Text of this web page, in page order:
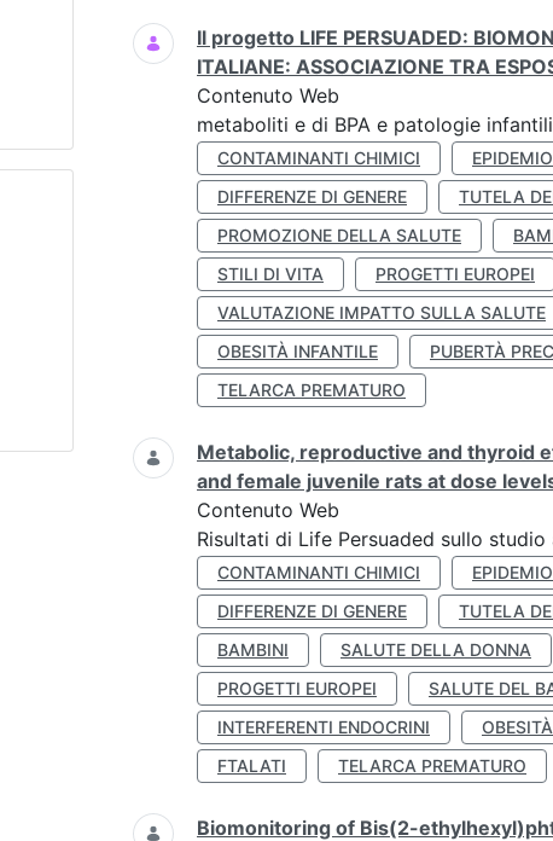
Il progetto LIFE PERSUADED:
ITALIANE: ASSOCIAZIONE TRA
Contenuto Web
metaboliti e di BPA e patologie
CONTAMINANTI CHIMICI
DIFFERENZE DI GENERE
TUTELA
PROMOZIONE DELLA SALUTE
STILI DI VITA
PROGETTI EUROPEI
VALUTAZIONE IMPATTO SULLA SALUTE
OBESITÀ INFANTILE
PUBERTÀ
TELARCA PREMATURO
Metabolic, reproductive and thyroid
and female juvenile rats at dose
Contenuto Web
Risultati di Life Persuaded sullo studio
CONTAMINANTI CHIMICI
DIFFERENZE DI GENERE
TUTELA
BAMBINI
SALUTE DELLA DONNA
PROGETTI EUROPEI
SALUTE DEL
INTERFERENTI ENDOCRINI
FTALATI
TELARCA PREMATURO
Biomonitoring of Bis(2-